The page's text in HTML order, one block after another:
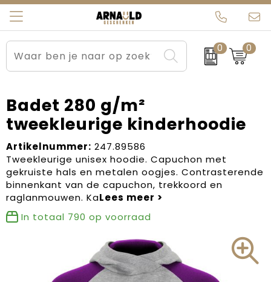
0 0
Relatiegeschenken
Sportkleding
Werkkleding
Kleding en textiel
Tassen
Beurs en Evenementen
Brievenbuspakketten
Carnaval
Dag van de Zorg
Kerstartikelen
Kerstpakketten
Arnauld Kerstpakketten
MijnEigenKadootje
Ons team
Contact
Blogs
Badet 280 g/m²
tweekleurige kinderhoodie
Artikelnummer: 247.89586
Tweekleurige unisex hoodie. Capuchon met
gekruiste hals en metalen oogjes. Contrasterende
binnenkant van de capuchon, trekkoord en
raglanmouwen. Ka
In totaal 790 op voorraad